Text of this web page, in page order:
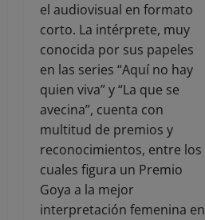
el audiovisual en formato
corto. La intérprete, muy
conocida por sus papeles
en las series “Aquí no hay
quien viva” y “La que se
avecina”, cuenta con
multitud de premios y
reconocimientos, entre los
cuales figura un Premio
Goya a la mejor
interpretación femenina en